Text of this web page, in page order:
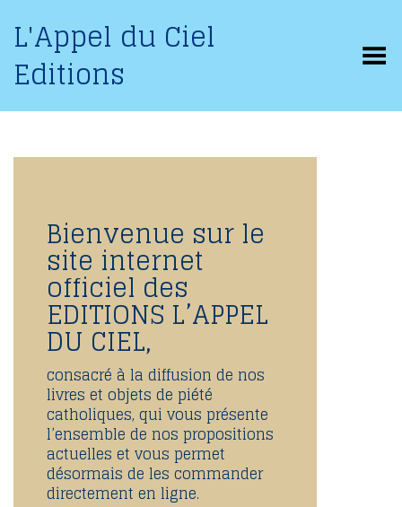
L'Appel du Ciel
Editions Basculer le menu
Bienvenue sur le
site internet
officiel des
EDITIONS L’APPEL
DU CIEL,
consacré à la diffusion de nos
livres et objets de piété
catholiques, qui vous présente
l’ensemble de nos propositions
actuelles et vous permet
désormais de les commander
directement en ligne.